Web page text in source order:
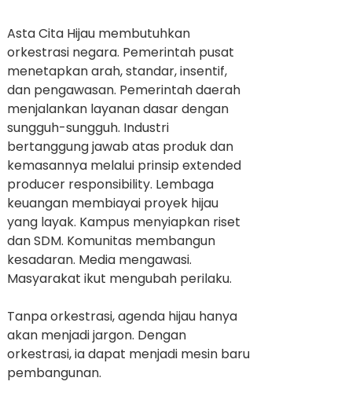
Asta Cita Hijau membutuhkan
orkestrasi negara. Pemerintah pusat
menetapkan arah, standar, insentif,
dan pengawasan. Pemerintah daerah
menjalankan layanan dasar dengan
sungguh-sungguh. Industri
bertanggung jawab atas produk dan
kemasannya melalui prinsip extended
producer responsibility. Lembaga
keuangan membiayai proyek hijau
yang layak. Kampus menyiapkan riset
dan SDM. Komunitas membangun
kesadaran. Media mengawasi.
Masyarakat ikut mengubah perilaku.
Tanpa orkestrasi, agenda hijau hanya
akan menjadi jargon. Dengan
orkestrasi, ia dapat menjadi mesin baru
pembangunan.